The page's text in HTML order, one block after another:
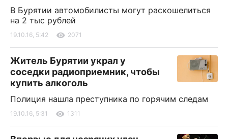
В Бурятии автомобилисты могут раскошелиться
на 2 тыс рублей
19.10.16, 5:42 2071
Житель Бурятии украл у
соседки радиоприемник, чтобы
купить алкоголь
Полиция нашла преступника по горячим следам
19.10.16, 5:31 1311